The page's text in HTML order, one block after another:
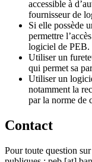
accessible à d’
fournisseur de
Si elle possède
permettre l’
logiciel de PEB.
Utiliser un
qui permet sa
Utiliser un
notamment la
par la norme de
Contact
Pour toute question